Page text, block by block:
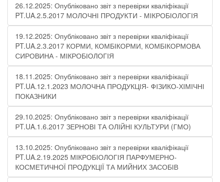
26.12.2025: Опубліковано звіт з перевірки кваліфікації
PT.UA.2.5.2017 МОЛОЧНІ ПРОДУКТИ - МІКРОБІОЛОГІЯ​
19.12.2025: Опубліковано звіт з перевірки кваліфікації
PT.UA.2.3.2017 КОРМИ, КОМБІКОРМИ, КОМБІКОРМОВА
СИРОВИНА - МІКРОБІОЛОГІЯ
18.11.2025: Опубліковано звіт з перевірки кваліфікації
PT.UA.12.1.2023 МОЛОЧНА ПРОДУКЦІЯ- ФІЗИКО-ХІМІЧНІ
ПОКАЗНИКИ​
29.10.2025: Опубліковано звіт з перевірки кваліфікації
РT.UA.1.6.2017 ЗЕРНОВІ ТА ОЛІЙНІ КУЛЬТУРИ (ГМО)
13.10.2025: Опубліковано звіт з перевірки кваліфікації
PT.UA.2.19.2025 МІКРОБІОЛОГІЯ ПАРФУМЕРНО-
КОСМЕТИЧНОЇ ПРОДУКЦІЇ ТА МИЙНИХ ЗАСОБІВ